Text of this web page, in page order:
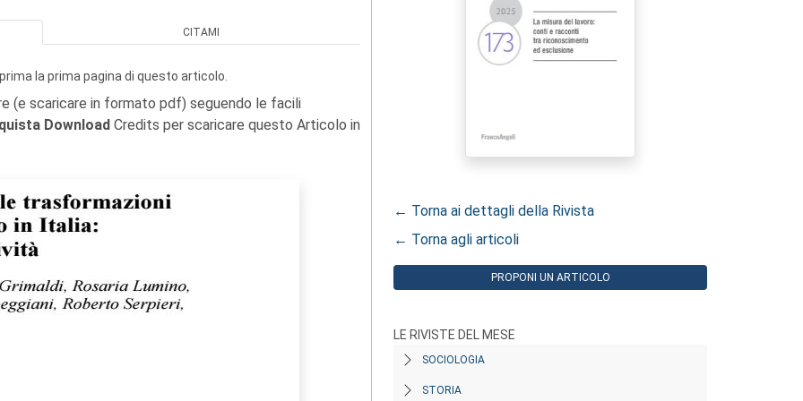
CITAMI
la prima pagina di questo articolo.
(e scaricare in formato pdf) seguendo le facili
Download Credits per scaricare questo Articolo in
← Torna ai dettagli della Rivista
← Torna agli articoli
PROPONI UN ARTICOLO
LE RIVISTE DEL MESE
SOCIOLOGIA
STORIA